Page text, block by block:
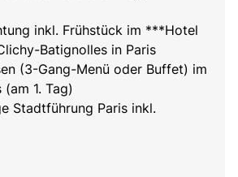
inkl. Frühstück im ***Hotel
Batignolles in Paris
(3-Gang-Menü oder Buffet) im
1. Tag)
Stadtführung Paris inkl.